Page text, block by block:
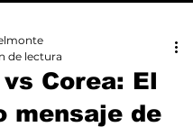
Corea: El
mensaje de
de lectura